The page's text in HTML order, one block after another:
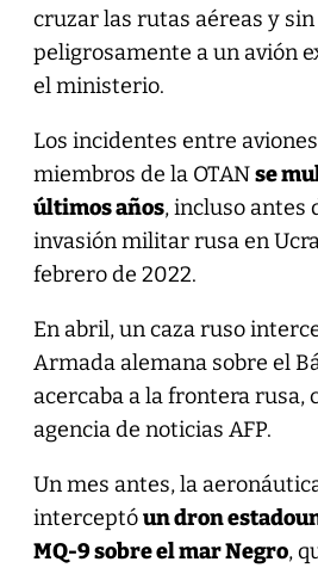
cruzar las rutas aéreas y
peligrosamente a un avión
el ministerio.
Los incidentes entre
miembros de la OTANse
últimos años, incluso antes
invasión militar rusa en
febrero de 2022.
En abril, un caza ruso
Armada alemana sobre el
acercaba a la frontera rusa,
agencia de noticias AFP.
Un mes antes, la
interceptóun dron
MQ-9 sobre el mar Negro,